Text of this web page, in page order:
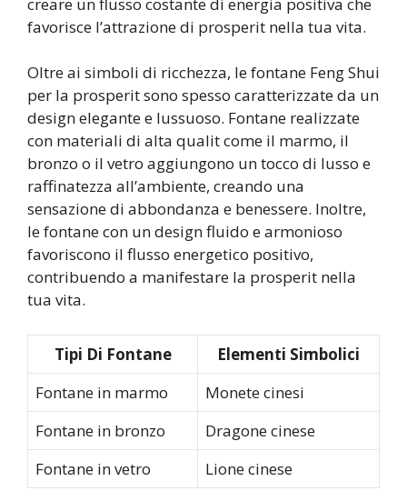
favorisce l’attrazione di prosperit nella tua vita.
Oltre ai simboli di ricchezza, le fontane Feng Shui
per la prosperit sono spesso caratterizzate da un
design elegante e lussuoso. Fontane realizzate
con materiali di alta qualit come il marmo, il
bronzo o il vetro aggiungono un tocco di lusso e
raffinatezza all’ambiente, creando una
sensazione di abbondanza e benessere. Inoltre,
le fontane con un design fluido e armonioso
favoriscono il flusso energetico positivo,
contribuendo a manifestare la prosperit nella
tua vita.
Tipi Di Fontane
Elementi Simbolici
Fontane in marmo
Monete cinesi
Fontane in bronzo
Dragone cinese
Fontane in vetro
Lione cinese